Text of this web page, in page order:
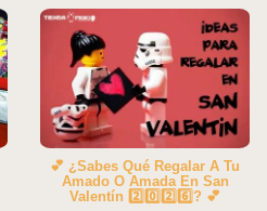
💕 ¿Sabes Qué Regalar A Tu
Amado O Amada En San
Valentín 2️⃣0️⃣2️⃣6️⃣? 💕